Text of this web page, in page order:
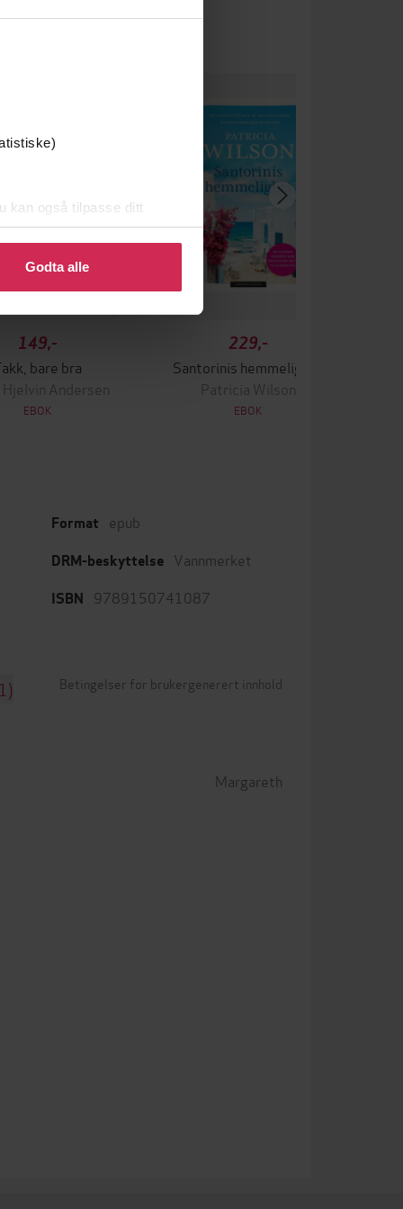
kan også tilpasse ditt
eller endre ditt samtykke.
Godta alle
149,-
bare bra
Hjelvin Andersen
EBOK
229,-
Santorinis hemmelighet
Patricia Wilson
EBOK
Format epub
DRM-beskyttelse Vannmerket
ISBN 9789150741087
Betingelser for brukergenerert innhold
Margareth